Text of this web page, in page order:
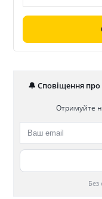
🔔 Сповіщення
Отримуйте
Без